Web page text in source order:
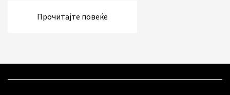
Прочитајте повеќе